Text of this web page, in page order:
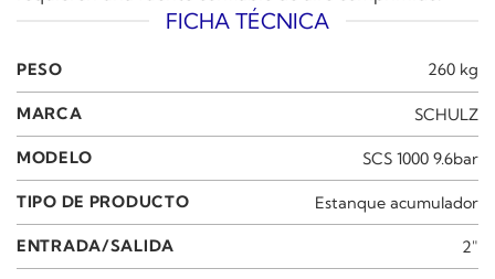
FICHA TÉCNICA
PESO 260 kg
MARCA SCHULZ
MODELO SCS 1000 9.6bar
TIPO DE PRODUCTO Estanque acumulador
ENTRADA/SALIDA 2"